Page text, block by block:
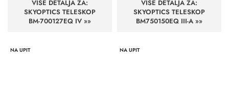
VIŠE DETALJA ZA:
SKYOPTICS TELESKOP
BM-700127EQ IV »»
VIŠE DETALJA ZA:
SKYOPTICS TELESKOP
BM750150EQ III-A »»
NA UPIT NA UPIT